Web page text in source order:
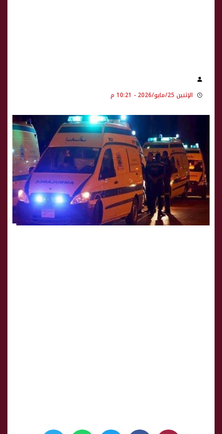
الإثنين 25/مايو/2026 - 10:21 م